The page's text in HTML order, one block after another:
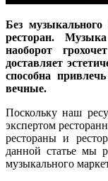
Без
ресторан.
наоборот
доставляет
способна
вечные.
Поскольку наш
экспертом
рестораны и
данной статье мы
музыкального